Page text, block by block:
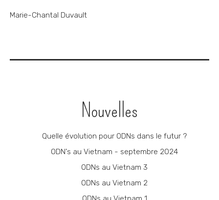
Marie-Chantal Duvault
Nouvelles
Quelle évolution pour ODNs dans le futur ?
ODN's au Vietnam - septembre 2024
ODNs au Vietnam 3
ODNs au Vietnam 2